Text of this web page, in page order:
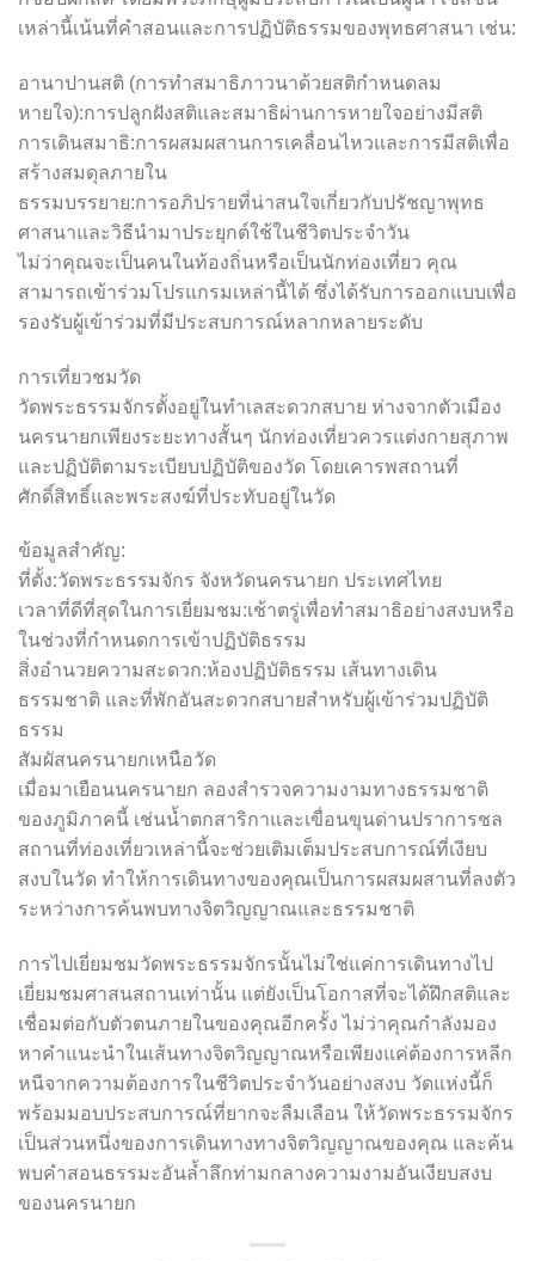
เหล่านี้เน้นที่คำสอนและการปฏิบัติธรรมของพุทธศาสนา เช่น:
อานาปานสติ (การทำสมาธิภาวนาด้วยสติกำหนดลม
หายใจ):การปลูกฝังสติและสมาธิผ่านการหายใจอย่างมีสติ
การเดินสมาธิ:การผสมผสานการเคลื่อนไหวและการมีสติเพื่อ
สร้างสมดุลภายใน
ธรรมบรรยาย:การอภิปรายที่น่าสนใจเกี่ยวกับปรัชญาพุทธ
ศาสนาและวิธีนำมาประยุกต์ใช้ในชีวิตประจำวัน
ไม่ว่าคุณจะเป็นคนในท้องถิ่นหรือเป็นนักท่องเที่ยว คุณ
สามารถเข้าร่วมโปรแกรมเหล่านี้ได้ ซึ่งได้รับการออกแบบเพื่อ
รองรับผู้เข้าร่วมที่มีประสบการณ์หลากหลายระดับ
การเที่ยวชมวัด
วัดพระธรรมจักรตั้งอยู่ในทำเลสะดวกสบาย ห่างจากตัวเมือง
นครนายกเพียงระยะทางสั้นๆ นักท่องเที่ยวควรแต่งกายสุภาพ
และปฏิบัติตามระเบียบปฏิบัติของวัด โดยเคารพสถานที่
ศักดิ์สิทธิ์และพระสงฆ์ที่ประทับอยู่ในวัด
ข้อมูลสำคัญ:
ที่ตั้ง:วัดพระธรรมจักร จังหวัดนครนายก ประเทศไทย
เวลาที่ดีที่สุดในการเยี่ยมชม:เช้าตรู่เพื่อทำสมาธิอย่างสงบหรือ
ในช่วงที่กำหนดการเข้าปฏิบัติธรรม
สิ่งอำนวยความสะดวก:ห้องปฏิบัติธรรม เส้นทางเดิน
ธรรมชาติ และที่พักอันสะดวกสบายสำหรับผู้เข้าร่วมปฏิบัติ
ธรรม
สัมผัสนครนายกเหนือวัด
เมื่อมาเยือนนครนายก ลองสำรวจความงามทางธรรมชาติ
ของภูมิภาคนี้ เช่นน้ำตกสาริกาและเขื่อนขุนด่านปราการชล
สถานที่ท่องเที่ยวเหล่านี้จะช่วยเติมเต็มประสบการณ์ที่เงียบ
สงบในวัด ทำให้การเดินทางของคุณเป็นการผสมผสานที่ลงตัว
ระหว่างการค้นพบทางจิตวิญญาณและธรรมชาติ
การไปเยี่ยมชมวัดพระธรรมจักรนั้นไม่ใช่แค่การเดินทางไป
เยี่ยมชมศาสนสถานเท่านั้น แต่ยังเป็นโอกาสที่จะได้ฝึกสติและ
เชื่อมต่อกับตัวตนภายในของคุณอีกครั้ง ไม่ว่าคุณกำลังมอง
หาคำแนะนำในเส้นทางจิตวิญญาณหรือเพียงแค่ต้องการหลีก
หนีจากความต้องการในชีวิตประจำวันอย่างสงบ วัดแห่งนี้ก็
พร้อมมอบประสบการณ์ที่ยากจะลืมเลือน ให้วัดพระธรรมจักร
เป็นส่วนหนึ่งของการเดินทางทางจิตวิญญาณของคุณ และค้น
พบคำสอนธรรมะอันล้ำลึกท่ามกลางความงามอันเงียบสงบ
ของนครนายก